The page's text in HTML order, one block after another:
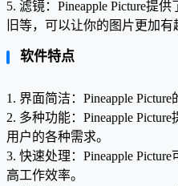
5. 滤镜：Pineapple Picture提
旧等，可以让你的图片更加有
软件特点
1. 界面简洁：Pineapple
2. 多种功能：Pineapple
用户的各种需求。
3. 快速处理：Pineapple
高工作效率。